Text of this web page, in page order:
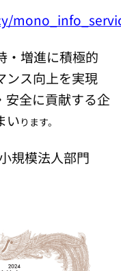
・増進に積極的
ンス向上を実現
安全に貢献する企
い ります。
規模法人部門